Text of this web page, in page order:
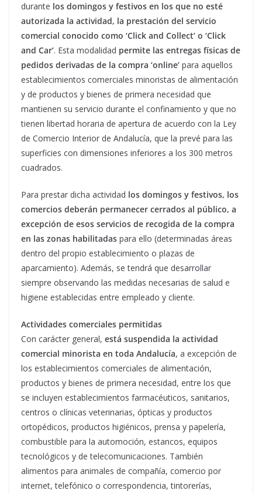
durante los domingos y festivos en los que no esté
autorizada la actividad, la prestación del servicio
comercial conocido como ‘Click and Collect’ o ‘Click
and Car’. Esta modalidad permite las entregas físicas de
pedidos derivadas de la compra ‘online’ para aquellos
establecimientos comerciales minoristas de alimentación
y de productos y bienes de primera necesidad que
mantienen su servicio durante el confinamiento y que no
tienen libertad horaria de apertura de acuerdo con la Ley
de Comercio Interior de Andalucía, que la prevé para las
superficies con dimensiones inferiores a los 300 metros
cuadrados.
Para prestar dicha actividad los domingos y festivos, los
comercios deberán permanecer cerrados al público, a
excepción de esos servicios de recogida de la compra
en las zonas habilitadas para ello (determinadas áreas
dentro del propio establecimiento o plazas de
aparcamiento). Además, se tendrá que desarrollar
siempre observando las medidas necesarias de salud e
higiene establecidas entre empleado y cliente.
Actividades comerciales permitidas
Con carácter general, está suspendida la actividad
comercial minorista en toda Andalucía, a excepción de
los establecimientos comerciales de alimentación,
productos y bienes de primera necesidad, entre los que
se incluyen establecimientos farmacéuticos, sanitarios,
centros o clínicas veterinarias, ópticas y productos
ortopédicos, productos higiénicos, prensa y papelería,
combustible para la automoción, estancos, equipos
tecnológicos y de telecomunicaciones. También
alimentos para animales de compañía, comercio por
internet, telefónico o correspondencia, tintorerías,